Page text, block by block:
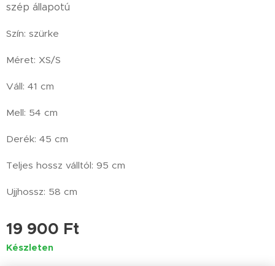
szép állapotú
Szín: szürke
Méret: XS/S
Váll: 41 cm
Mell: 54 cm
Derék: 45 cm
Teljes hossz válltól: 95 cm
Ujjhossz: 58 cm
19 900 Ft
Készleten